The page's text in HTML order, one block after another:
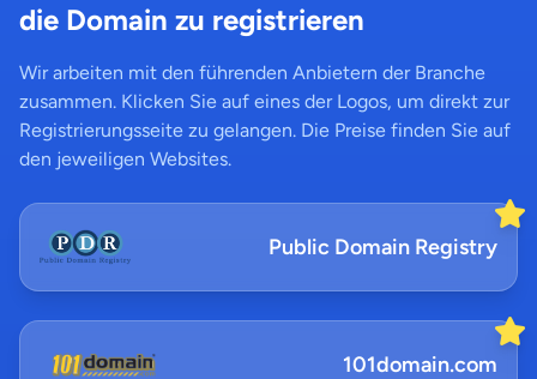
die Domain zu registrieren
Wir arbeiten mit den führenden Anbietern der Branche
zusammen. Klicken Sie auf eines der Logos, um direkt zur
Registrierungsseite zu gelangen. Die Preise finden Sie auf
den jeweiligen Websites.
Public Domain Registry
101domain.com